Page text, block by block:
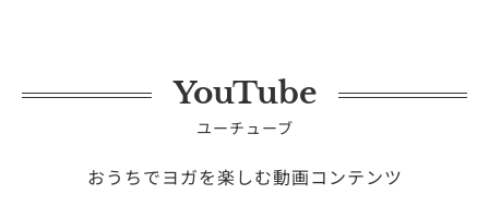
YouTube
ユーチューブ
おうちでヨガを楽しむ動画コンテンツ